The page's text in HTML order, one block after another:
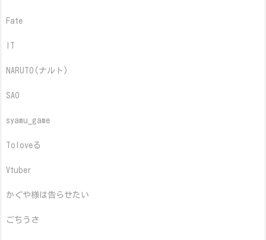
Fate
NARUTO(ナルト)
SAO
syamu_game
Toloveる
Vtuber
かぐや様は告らせたい
ごちうさ